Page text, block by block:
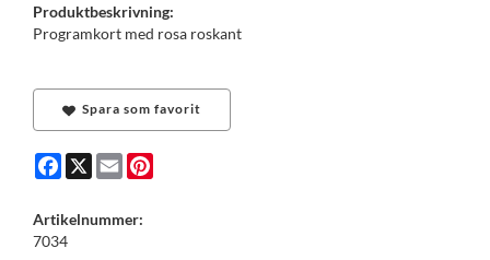
Produktbeskrivning:
Programkort med rosa roskant
Spara som favorit
Facebook
X Email
Artikelnummer:
7034